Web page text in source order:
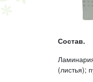
Состав.
(листья);